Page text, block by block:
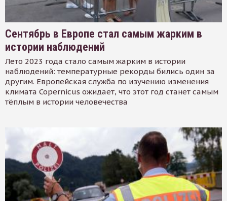
Сентябрь в Европе стал самым жарким в
истории наблюдений
Лето 2023 года стало самым жарким в истории
наблюдений: температурные рекорды бились один за
другим. Европейская служба по изучению изменения
климата Copernicus ожидает, что этот год станет самым
тёплым в истории человечества